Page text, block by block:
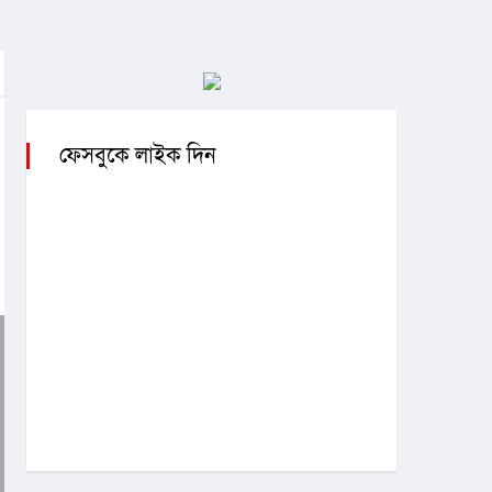
ফেসবুকে লাইক দিন